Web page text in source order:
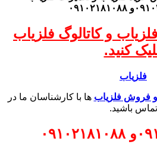
و کاتالوگ فلزیاب
کنید.
فلزیاب
فروش فلزیاب ها با کارشناسان ما در
تماس باشید.
و ۰۹۱۰۲۱۸۱۰۸۸